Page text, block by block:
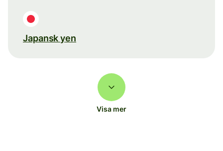
Japansk yen
Visa mer